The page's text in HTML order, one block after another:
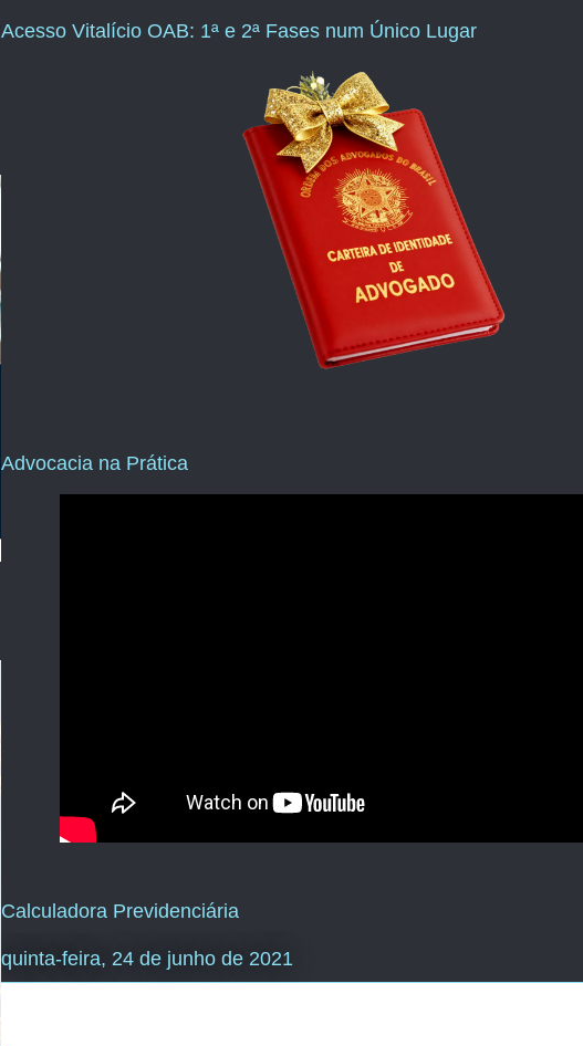
Acesso Vitalício OAB: 1ª e 2ª Fases num Único Lugar
Advocacia na Prática
Calculadora Previdenciária
quinta-feira, 24 de junho de 2021